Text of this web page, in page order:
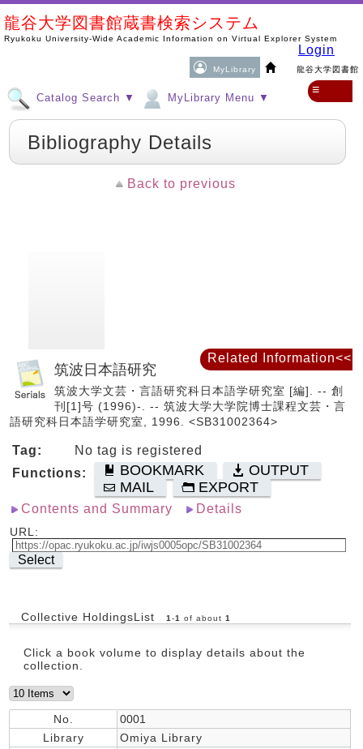
龍谷大学図書館蔵書検索システム
Ryukoku University-Wide Academic Information on Virtual Explorer System
MyLibrary 龍谷大学図書館
Login
Catalog Search ▼ MyLibrary Menu ▼
≡
Bibliography Details
Back to previous
筑波日本語研究
筑波大学文芸・言語研究科日本語学研究室 [編]. -- 創
刊[1]号 (1996)-. -- 筑波大学大学院博士課程文芸・言
語研究科日本語学研究室, 1996. <SB31002364>
Tag:
No tag is registered
Functions:
BOOKMARK
OUTPUT
MAIL
EXPORT
Contents and Summary Details
URL:
Select
Collective HoldingsList 1 -1 of about 1
Click a book volume to display details about the
collection.
No.
0001
Library
Omiya Library
Related Information<<